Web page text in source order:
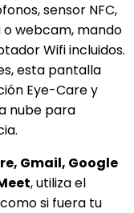
sensor NFC,
webcam, mando
Wifi incluidos.
esta pantalla
Eye-Care y
nube para
Gmail, Google
, utiliza el
si fuera tu